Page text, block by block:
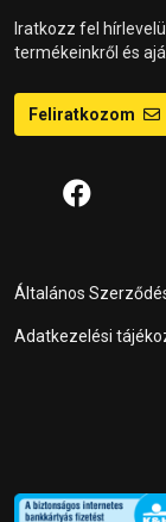
Iratkozz fel
termékeinkről és
Feliratkozom
Általános
Adatkezelési